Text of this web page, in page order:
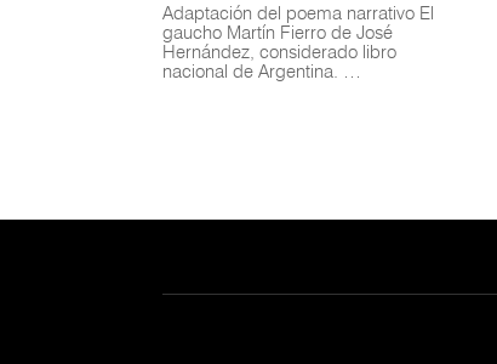
Adaptación del poema narrativo El
gaucho Martín Fierro de José
Hernández, considerado libro
nacional de Argentina. …